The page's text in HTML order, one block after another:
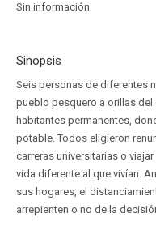
Sin información
Sinopsis
Seis personas de diferentes
pueblo pesquero a orillas
habitantes permanentes,
potable. Todos eligieron
carreras universitarias o
vida diferente al que vivían.
sus hogares, el
arrepienten o no de la